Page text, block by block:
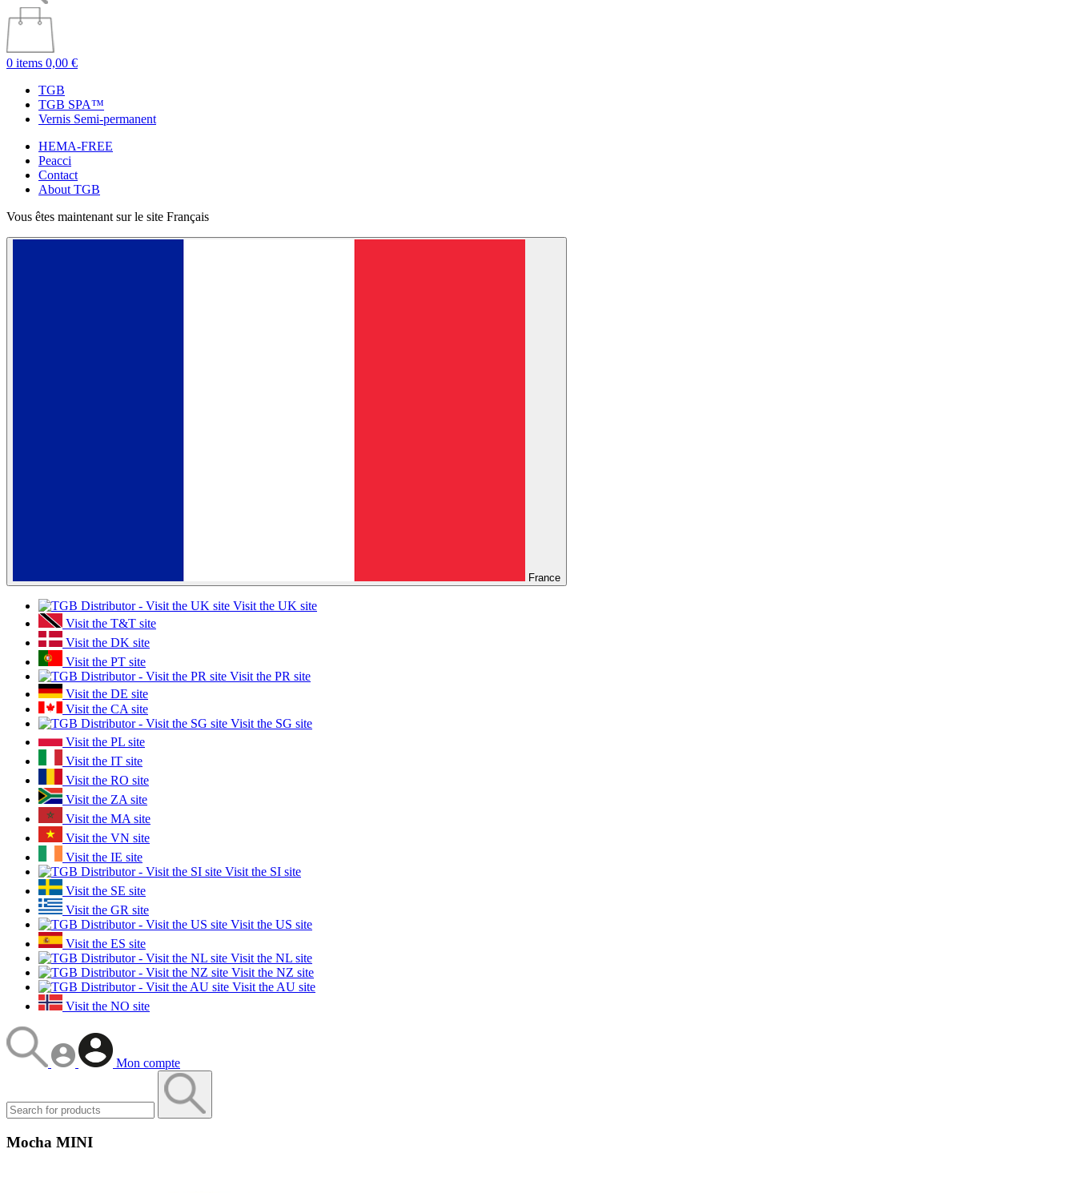
0 items 0,00 €
TGB
TGB SPA™
Vernis Semi-permanent
HEMA-FREE
Peacci
Contact
About TGB
Vous êtes maintenant sur le site Français
France
Visit the UK site
Visit the T&T site
Visit the DK site
Visit the PT site
Visit the PR site
Visit the DE site
Visit the CA site
Visit the SG site
Visit the PL site
Visit the IT site
Visit the RO site
Visit the ZA site
Visit the MA site
Visit the VN site
Visit the IE site
Visit the SI site
Visit the SE site
Visit the GR site
Visit the US site
Visit the ES site
Visit the NL site
Visit the NZ site
Visit the AU site
Visit the NO site
Mon compte
Mocha MINI